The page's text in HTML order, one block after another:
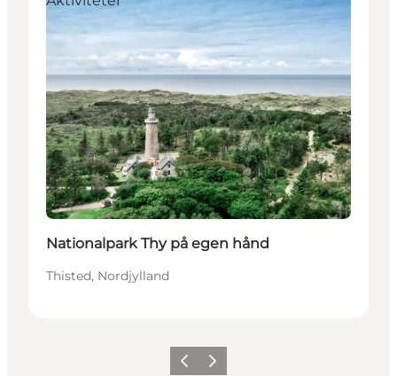
Nationalpark Thy på egen hånd
Thisted, Nordjylland
ForrigeNæste